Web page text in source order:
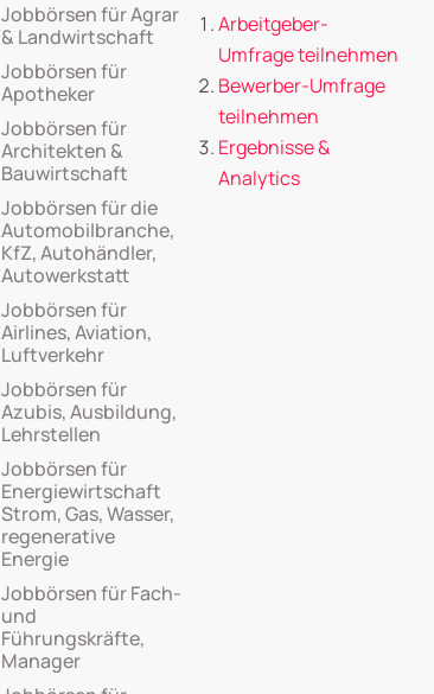
Jobbörsen für Agrar
& Landwirtschaft
Jobbörsen für
Apotheker
Jobbörsen für
Architekten &
Bauwirtschaft
Jobbörsen für die
Automobilbranche,
KfZ, Autohändler,
Autowerkstatt
Jobbörsen für
Airlines, Aviation,
Luftverkehr
Jobbörsen für
Azubis, Ausbildung,
Lehrstellen
Jobbörsen für
Energiewirtschaft
Strom, Gas, Wasser,
regenerative
Energie
Jobbörsen für Fach-
und
Führungskräfte,
Manager
Arbeitgeber-
Umfrage teilnehmen
Bewerber-Umfrage
teilnehmen
Ergebnisse &
Analytics